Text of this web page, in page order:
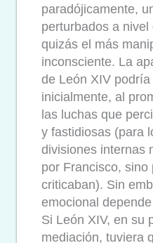
paradójicamente,
perturbados a
quizás el más
inconsciente. La
de León XIV
inicialmente, al
las luchas que
y fastidiosas (para
divisiones internas
por Francisco, sino
criticaban). Sin
emocional
Si León XIV, en su
mediación, tuviera